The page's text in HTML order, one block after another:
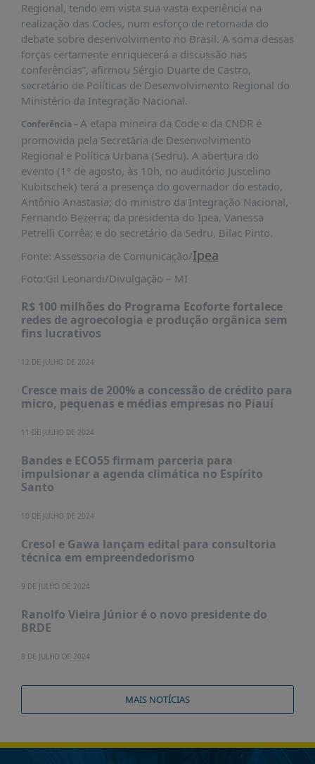
PRÊMIO
ABDE
DE
JORNALISMO
SABER
+
CONTATO
Regional, tendo em vista sua vasta experiência na
realização das Codes, num esforço de retomada do
debate sobre desenvolvimento no Brasil. A soma dessas
forças certamente enriquecerá a discussão nas
conferências”, afirmou Sérgio Duarte de Castro,
secretário de Políticas de Desenvolvimento Regional do
Ministério da Integração Nacional.
Conferência –A etapa mineira da Code e da CNDR é
promovida pela Secretária de Desenvolvimento
Regional e Política Urbana (Sedru). A abertura do
evento (1º de agosto, às 10h, no auditório Juscelino
Kubitschek) terá a presença do governador do estado,
Antônio Anastasia; do ministro da Integração Nacional,
Fernando Bezerra; da presidenta do Ipea, Vanessa
Petrelli Corrêa; e do secretário da Sedru, Bilac Pinto.
Fonte: Assessoria de Comunicação/Ipea
Foto:Gil Leonardi/Divulgação – MI
R$ 100 milhões do Programa Ecoforte fortalece
redes de agroecologia e produção orgânica sem
fins lucrativos
12 DE JULHO DE 2024
Cresce mais de 200% a concessão de crédito para
micro, pequenas e médias empresas no Piauí
11 DE JULHO DE 2024
Bandes e ECO55 firmam parceria para
impulsionar a agenda climática no Espírito
Santo
10 DE JULHO DE 2024
Cresol e Gawa lançam edital para consultoria
técnica em empreendedorismo
9 DE JULHO DE 2024
Ranolfo Vieira Júnior é o novo presidente do
BRDE
8 DE JULHO DE 2024
MAIS NOTÍCIAS